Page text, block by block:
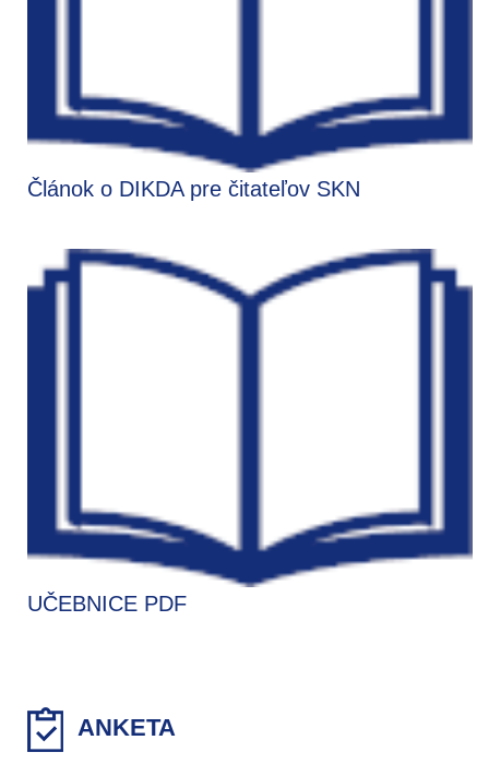
Článok o DIKDA pre čitateľov SKN
UČEBNICE PDF
ANKETA